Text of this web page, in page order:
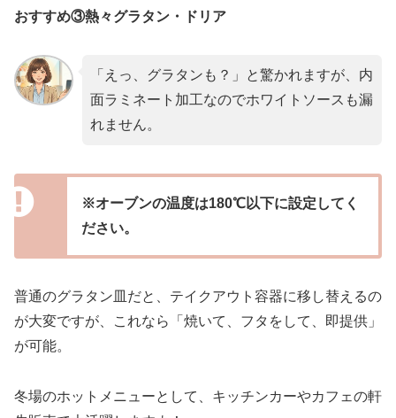
おすすめ③熱々グラタン・ドリア
「えっ、グラタンも？」と驚かれますが、内
面ラミネート加工なのでホワイトソースも漏
れません。
※オーブンの温度は180℃以下に設定してく
ださい。
普通のグラタン皿だと、テイクアウト容器に移し替えるの
が大変ですが、これなら「焼いて、フタをして、即提供」
が可能。
冬場のホットメニューとして、キッチンカーやカフェの軒